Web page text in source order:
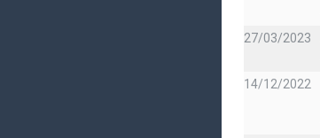
27/03/2023
14/12/2022